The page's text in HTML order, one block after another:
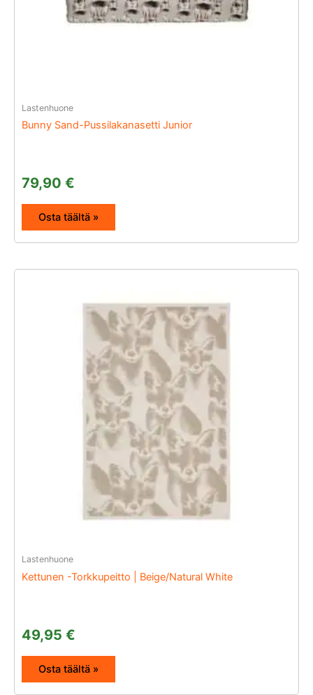
Lastenhuone
Bunny Sand-Pussilakanasetti Junior
79,90 €
Osta täältä »
Lastenhuone
Kettunen -Torkkupeitto | Beige/Natural White
49,95 €
Osta täältä »